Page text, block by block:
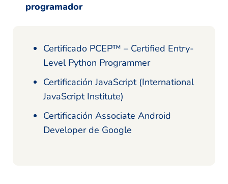
programador
Certificado PCEP™ – Certified Entry-
Level Python Programmer
Certificación JavaScript (International
JavaScript Institute)
Certificación Associate Android
Developer de Google